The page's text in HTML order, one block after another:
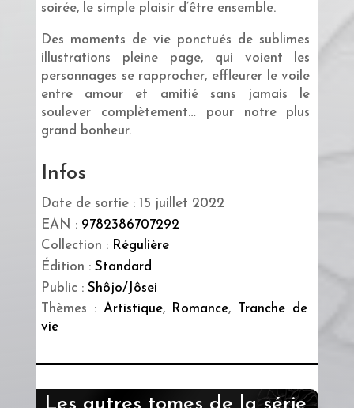
soirée, le simple plaisir d’être ensemble.
Des moments de vie ponctués de sublimes
illustrations pleine page, qui voient les
personnages se rapprocher, effleurer le voile
entre amour et amitié sans jamais le
soulever complètement… pour notre plus
grand bonheur.
Infos
Date de sortie : 15 juillet 2022
EAN : 9782386707292
Collection : Régulière
Édition : Standard
Public : Shôjo/Jôsei
Thèmes : Artistique, Romance,
Tranche de
vie